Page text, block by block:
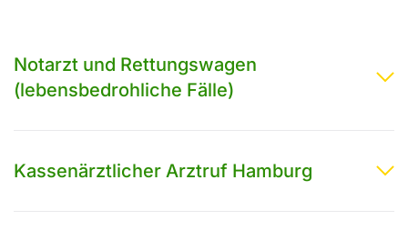
Notarzt und Rettungswagen
(lebensbedrohliche Fälle)
Kassenärztlicher Arztruf Hamburg